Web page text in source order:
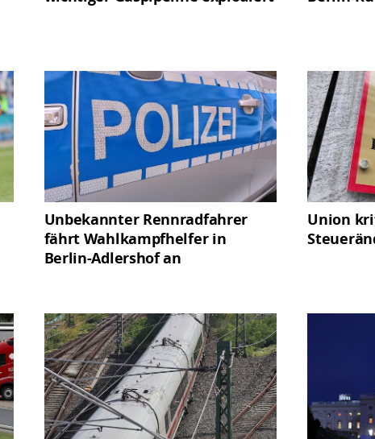
Unbekannter Rennradfahrer
fährt Wahlkampfhelfer in
Berlin-Adlershof an
Union